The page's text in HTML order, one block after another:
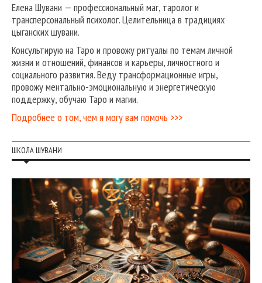
Елена Шувани — профессиональный маг, таролог и
трансперсональный психолог. Целительница в традициях
цыганских шувани.
Консультирую на Таро и провожу ритуалы по темам личной
жизни и отношений, финансов и карьеры, личностного и
социального развития. Веду трансформационные игры,
провожу ментально-эмоциональную и энергетическую
поддержку, обучаю Таро и магии.
Подробнее о том, чем я могу вам помочь >>>
ШКОЛА ШУВАНИ